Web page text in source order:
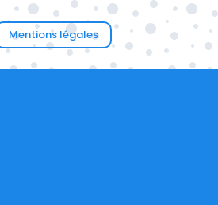
Mentions légales